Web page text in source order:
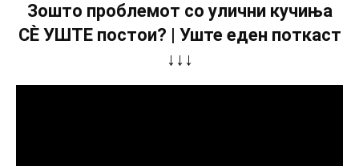
Зошто проблемот со улични кучиња
СÈ УШТЕ постои? | Уште еден поткаст
↓↓↓